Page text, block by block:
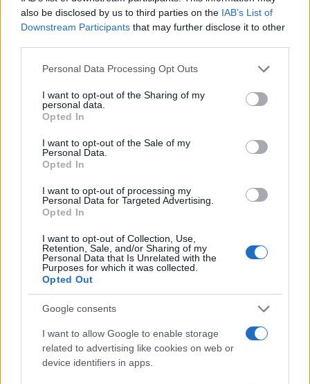
also be disclosed by us to third parties on the IAB’s List of
Downstream Participants that may further disclose it to other
Please note that this website/app uses one or more Google
not limited to your visit or usage behaviour. You may click to
grant or deny consent to Google and its third-party tags to
use your data for below specified purposes in below Google
consent section.
Personal Data Processing Opt Outs
I want to opt-out of the Sharing of my
personal data.
Opted In
I want to opt-out of the Sale of my
Personal Data.
Opted In
I want to opt-out of processing my
Personal Data for Targeted Advertising.
Opted In
I want to opt-out of Collection, Use,
Retention, Sale, and/or Sharing of my
Personal Data that Is Unrelated with the
Purposes for which it was collected.
Opted Out
Google consents
I want to allow Google to enable storage
related to advertising like cookies on web or
device identifiers in apps.
daGoogle News
F
a
ce
o
o
k
T
w
it
te
r
Pi
n
te
re
st
h
A
p
h
re
NOTIZIE RECENTI
Michelle Hunziker in Gallura, bella anche dal
vivo: un amico vip svela come fa
Calangianus, dopo le polemiche il centro
accoglienza minori chiude